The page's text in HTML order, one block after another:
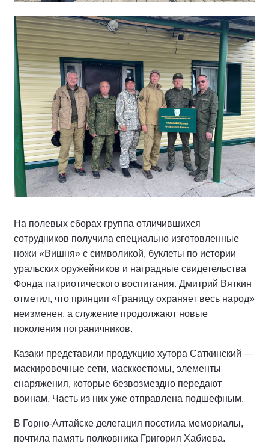
На полевых сборах группа отличившихся
сотрудников получила специально изготовленные
ножи «Вишня» с символикой, буклеты по истории
уральских оружейников и наградные свидетельства
Фонда патриотического воспитания. Дмитрий Вяткин
отметил, что принцип «Границу охраняет весь народ»
неизменен, а служение продолжают новые
поколения пограничников.
Казаки представили продукцию хутора Саткинский —
маскировочные сети, масккостюмы, элементы
снаряжения, которые безвозмездно передают
воинам. Часть из них уже отправлена подшефным.
В Горно-Алтайске делегация посетила мемориалы,
почтила память полковника Григория Хабиева.